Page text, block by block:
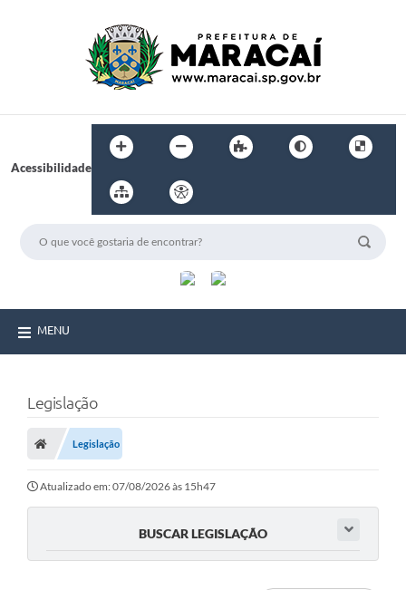
Acessibilidade
MENU
Legislação
Legislação
Atualizado em: 07/08/2026 às 15h47
BUSCAR LEGISLAÇÃO